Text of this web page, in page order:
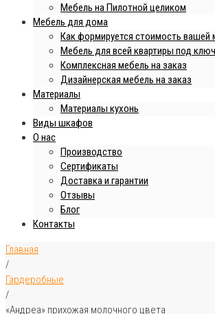
Мебель на Пилотной целиком
Мебель для дома
Как формируется стоимость вашей
Мебель для всей квартиры под ключ
Комплексная мебель на заказ
Дизайнерская мебель на заказ
Материалы
Материалы кухонь
Виды шкафов
О нас
Производство
Сертификаты
Доставка и гарантии
Отзывы
Блог
Контакты
Главная
/
Гардеробные
/
«Андреа» прихожая молочного цвета